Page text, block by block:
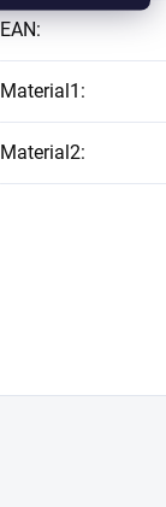
EAN:
Material1 :
Material2: